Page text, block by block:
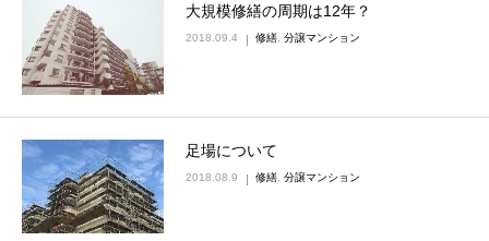
大規模修繕の周期は12年？
2018.09.4 修繕 分譲マンション
足場について
2018.08.9 修繕 分譲マンション